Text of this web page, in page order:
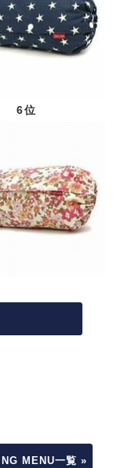
6位
MENU一覧 »